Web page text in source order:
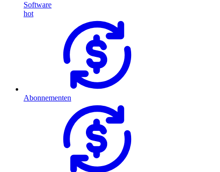
Software
hot
Abonnementen